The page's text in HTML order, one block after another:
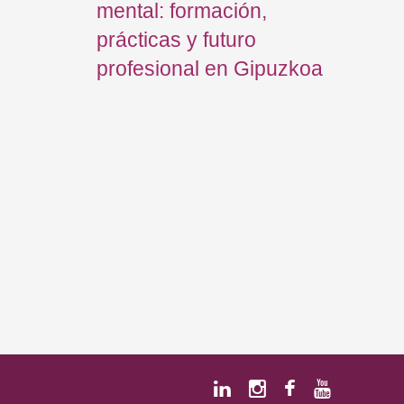
mental: formación,
prácticas y futuro
profesional en Gipuzkoa